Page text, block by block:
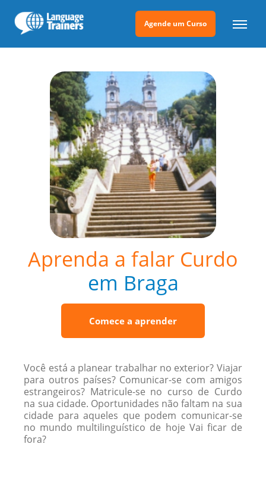
Agende um Curso
Aprenda a falar Curdo
em Braga
Comece a aprender
Você está a planear trabalhar no exterior? Viajar
para outros países? Comunicar-se com amigos
estrangeiros? Matricule-se no curso de Curdo
na sua cidade. Oportunidades não faltam na sua
cidade para aqueles que podem comunicar-se
no mundo multilinguístico de hoje Vai ficar de
fora?